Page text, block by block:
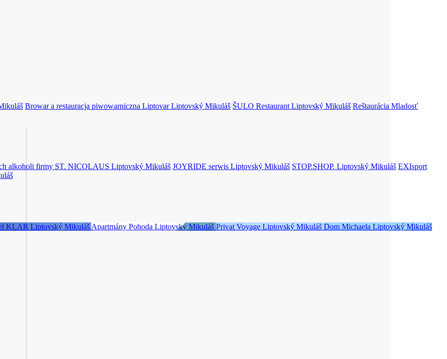
Browar a restauracja piwowarniczna Liptovar Liptovský Mikuláš ŠULO Restaurant Liptovský Mikuláš Reštaurácia Mladosť
alkoholi firmy ST. NICOLAUS Liptovský Mikuláš JOYRIDE serwis Liptovský Mikuláš STOP.SHOP. Liptovský Mikuláš EXIsport
KLAR Liptovský Mikuláš Apartmány Pohoda Liptovský Mikuláš Privat Voyage Liptovský Mikuláš Dom Michaela Liptovský Mikuláš